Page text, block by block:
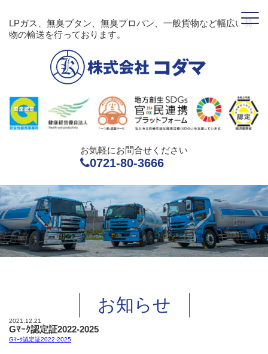
LPガス、無臭ブタン、無臭プロパン、一般貨物など幅広い荷
物の輸送を行っております。
お気軽にお問合せください
0721-80-3666
お知らせ
2021.12.21
Gﾏｰｸ認定証2022-2025
Gﾏｰｸ認定証2022-2025